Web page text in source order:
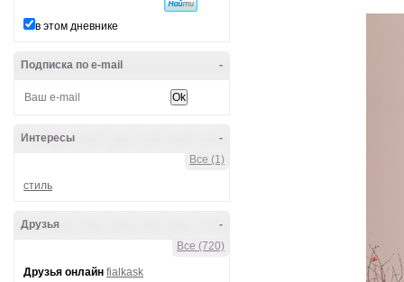
в этом дневнике
-
Подписка по e-mail
-
Интересы
Все (1)
стиль
-
Друзья
Все (720)
Друзья онлайн fialkask